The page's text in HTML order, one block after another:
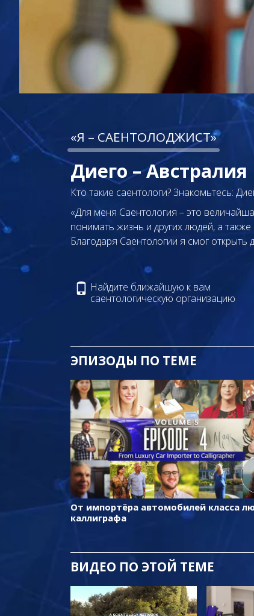
«Я – САЕНТОЛОДЖИСТ»
Диего – Австралия
Кто такие саентологи? Знакомьтесь:
«Для меня Саентология – это
понимать жизнь и других людей, а
Благодаря Саентологии я смог открыть
Найдите ближайшую к вам
саентологическую организацию
ЭПИЗОДЫ ПО ТЕМЕ
От импортёра автомобилей класса
каллиграфа
ВИДЕО ПО ЭТОЙ ТЕМЕ